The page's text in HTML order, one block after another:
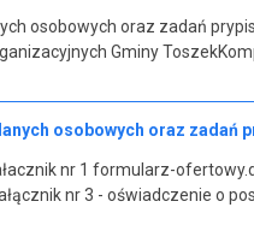
osobowych oraz zadań
Gminy
osobowych oraz zadań
nr 1 formularz-
nr 3 - oświadczenie o